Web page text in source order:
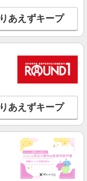
あえずキープ
あえずキープ